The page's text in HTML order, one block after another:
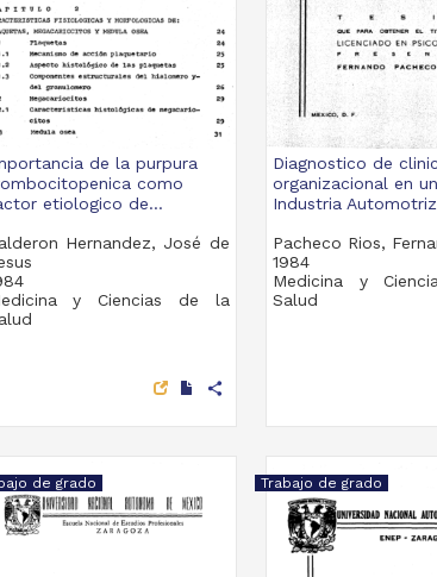
de la purpura
como
etiologico de...
Hernandez, José de
y Ciencias de la
share
Diagnostico de
organizacional en
Industria Automotriz
Pacheco Rios,
1984
Medicina y
Salud
de grado Trabajo de grado